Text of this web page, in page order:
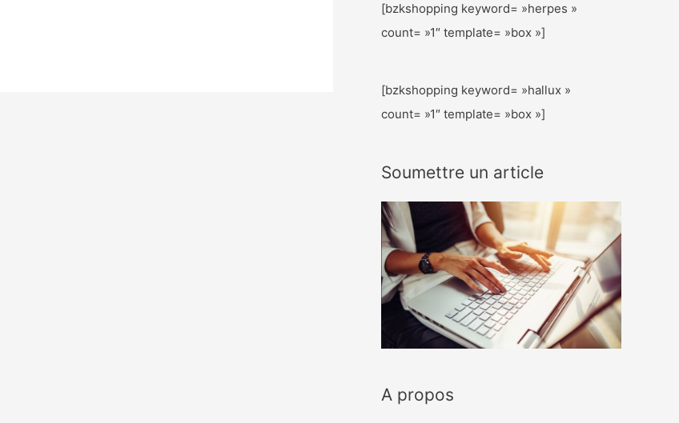
[bzkshopping keyword= »herpes »
count= »1″ template= »box »]
[bzkshopping keyword= »hallux »
count= »1″ template= »box »]
Soumettre un article
A propos